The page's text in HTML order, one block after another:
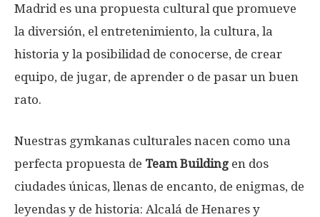
Madrid es una propuesta cultural que promueve
la diversión, el entretenimiento, la cultura, la
historia y la posibilidad de conocerse, de crear
equipo, de jugar, de aprender o de pasar un buen
rato.
Nuestras gymkanas culturales nacen como una
perfecta propuesta de Team Buildingen dos
ciudades únicas, llenas de encanto, de enigmas, de
leyendas y de historia: Alcalá de Henares y